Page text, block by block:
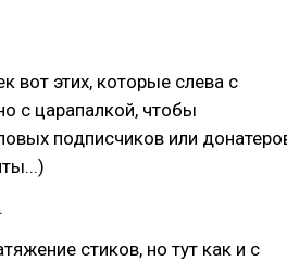
вот этих, которые слева с
с царапалкой, чтобы
подписчиков или
стиков, но тут как и с